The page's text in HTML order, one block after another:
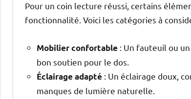
Pour un coin lecture réussi, certains
fonctionnalité. Voici les catégories à
Mobilier confortable : Un fauteuil ou
bon soutien pour le dos.
Éclairage adapté : Un éclairage doux,
manques de lumière naturelle.